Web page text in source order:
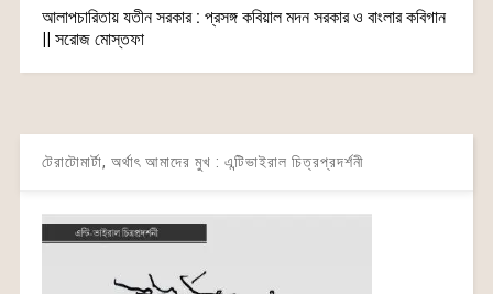
আলাপচারিতায় যতীন সরকার : প্রসঙ্গ কবিয়াল মদন সরকার ও বাংলার কবিগান
|| সরোজ মোস্তফা
টেরাটোমার্টা, অর্থাৎ আমাদের মুখ : এন্টিভাইরাল চিত্রপ্রদর্শনী